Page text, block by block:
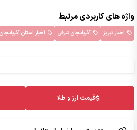
واژه های کاربردی مرتبط
اخبار تبریز آذربایجان شرقی اخبار استان
قیمت ارز و طلا